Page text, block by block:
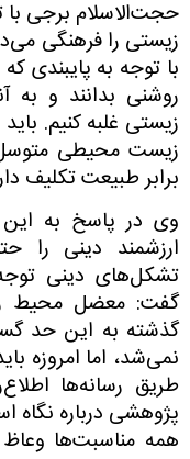
حجت‌الاسلام برجی با
زیستی را فرهنگی
با توجه به پایبندی
روشنی بدانند و به
زیستی غلبه کنیم.
زیست محیطی
برابر طبیعت تکلیف
وی در پاسخ به
ارزشمند دینی را
تشکل‌های دینی
گفت: معضل محیط
گذشته به این حد
نمی‌شد، اما امروزه
طریق رسانه‌ها
پژوهشی درباره نگاه
همه مناسبت‌ها وعاظ